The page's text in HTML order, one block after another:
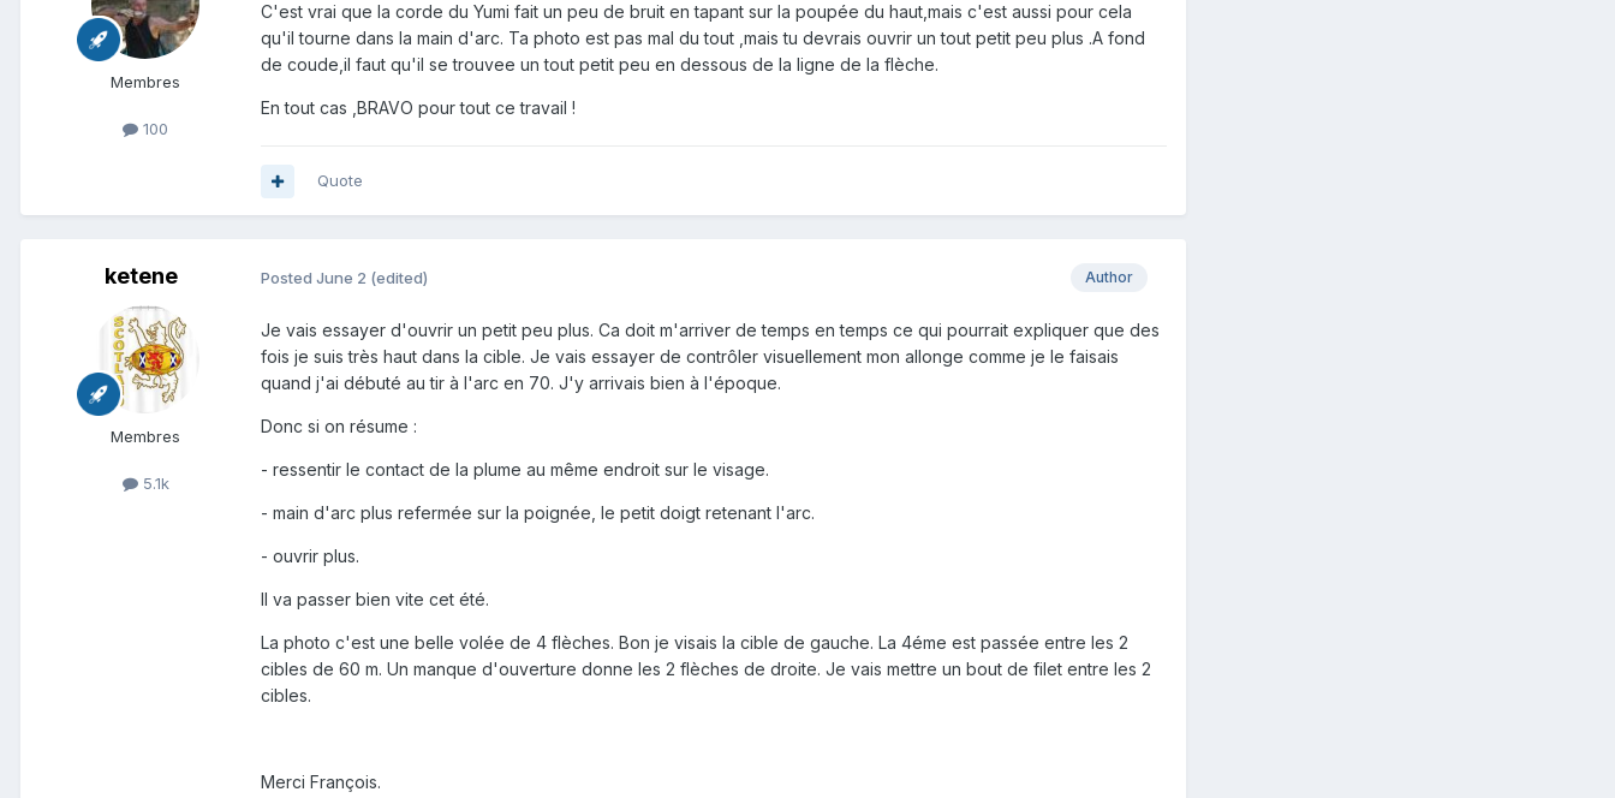
Membres
100
C'est vrai que la corde du Yumi fait un peu de bruit en tapant sur la poupée du haut,mais c'est aussi pour cela
qu'il tourne dans la main d'arc. Ta photo est pas mal du tout ,mais tu devrais ouvrir un tout petit peu plus .A fond
de coude,il faut qu'il se trouvee un tout petit peu en dessous de la ligne de la flèche.
En tout cas ,BRAVO pour tout ce travail !
Quote
ketene
Membres
5.1k
Author
Posted June 2 (edited)
Je vais essayer d'ouvrir un petit peu plus. Ca doit m'arriver de temps en temps ce qui pourrait expliquer que des
fois je suis très haut dans la cible. Je vais essayer de contrôler visuellement mon allonge comme je le faisais
quand j'ai débuté au tir à l'arc en 70. J'y arrivais bien à l'époque.
Donc si on résume :
- ressentir le contact de la plume au même endroit sur le visage.
- main d'arc plus refermée sur la poignée, le petit doigt retenant l'arc.
- ouvrir plus.
Il va passer bien vite cet été.
La photo c'est une belle volée de 4 flèches. Bon je visais la cible de gauche. La 4éme est passée entre les 2
cibles de 60 m. Un manque d'ouverture donne les 2 flèches de droite. Je vais mettre un bout de filet entre les 2
cibles.
Merci François.